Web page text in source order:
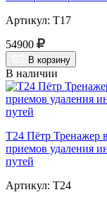
Артикул: Т17
54900
В корзину
В наличии
Т24 Пётр Тренажер
приемов удаления
путей
Артикул: Т24